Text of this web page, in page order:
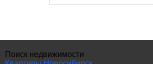
Поиск недвижимости